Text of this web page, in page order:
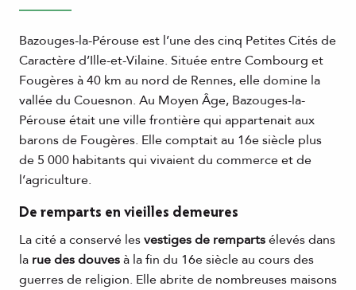
Bazouges-la-Pérouse est l’une des cinq Petites Cités de
Caractère d’Ille-et-Vilaine. Située entre Combourg et
Fougères à 40 km au nord de Rennes, elle domine la
vallée du Couesnon. Au Moyen Âge, Bazouges-la-
Pérouse était une ville frontière qui appartenait aux
barons de Fougères. Elle comptait au 16e siècle plus
de 5 000 habitants qui vivaient du commerce et de
l’agriculture.
De remparts en vieilles demeures
La cité a conservé lesvestiges de rempartsélevés dans
la rue des douvesà la fin du 16e siècle au cours des
guerres de religion. Elle abrite de nombreuses maisons